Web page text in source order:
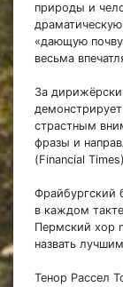
природы и
«дающую
весьма
За
страстным
фразы и
(Financial
Фрайбургский
в каждом
Пермский хор
назвать
Тенор Рассел